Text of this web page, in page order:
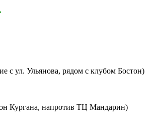
с ул. Ульянова, рядом с клубом Бостон)
Кургана, напротив ТЦ Мандарин)